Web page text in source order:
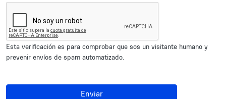
Esta verificación es para comprobar que sos un visitante humano y
prevenir envíos de spam automatizado.
Enviar